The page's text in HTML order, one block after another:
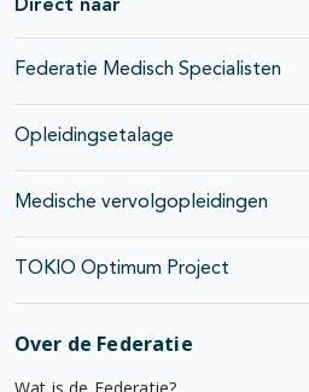
Direct naar
Federatie Medisch Specialisten
Opleidingsetalage
Medische vervolgopleidingen
TOKIO Optimum Project
Over de Federatie